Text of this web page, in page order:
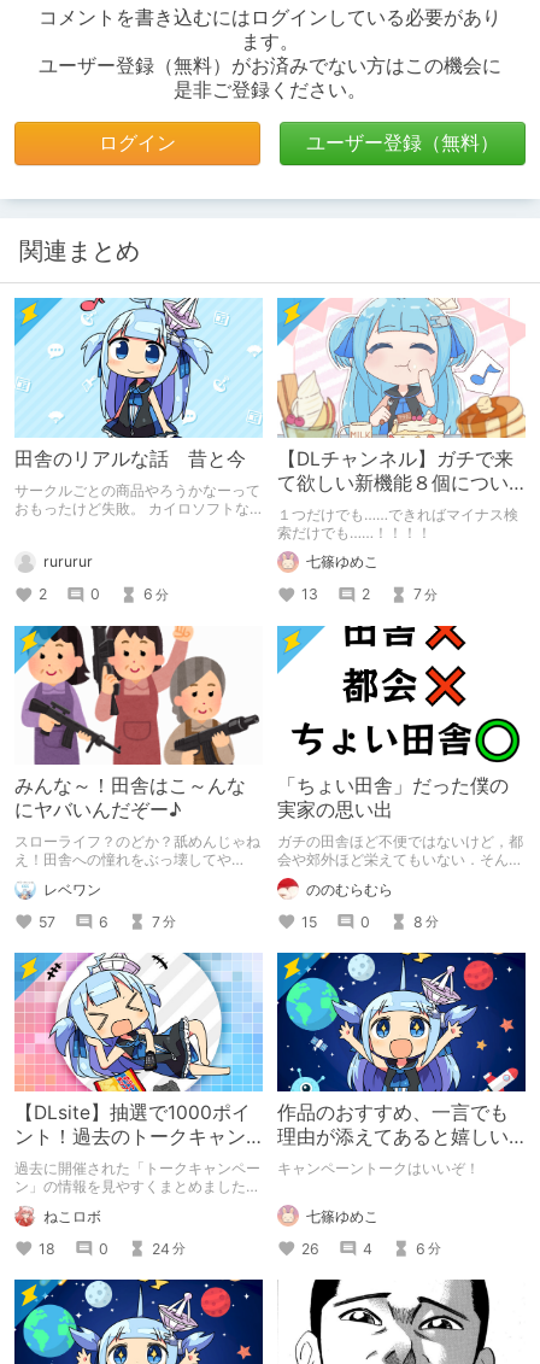
コメントを書き込むにはログインしている必要があり
ます。
ユーザー登録（無料）がお済みでない方はこの機会に
是非ご登録ください。
ログイン ユーザー登録（無料）
関連まとめ
田舎のリアルな話 昔と今
サークルごとの商品やろうかなーって
おもったけど失敗。 カイロソフトな
んとあほやなーって意気消沈。 ちょ
にあるけど千文字以下内から気合をか
話って詰まんないよね、本当に何もな
いところは何もない、住んでみないと
わからないよ。 ※起承転結を意識して
少し書き直しました。
rururur
2
0 6 分
【DLチャンネル】ガチで来
て欲しい新機能８個につい
て【９周年】
１つだけでも……できればマイナス検
索だけでも……！！！！
七篠ゆめこ
13
2 7分
みんな～！田舎はこ～んな
にヤバいんだぞー♪
スローライフ？のどか？舐めんじゃね
え！田舎への憧れをぶっ壊してや
る！！！
レベワン
57
6 7分
「ちょい田舎」だった僕の
実家の思い出
ガチの田舎ほど不便ではないけど，都
会や郊外ほど栄えてもいない．そんな
「ちょい田舎」に僕の実家はありまし
た． 昔の景色は失われてしまいまし
たが，今でもゆっくりとした時間を過
ごせる場所です．
ののむらむら
15
0 8 分
【DLsite】抽選で1000ポイ
ント！過去のトークキャン
ペーンまとめ【全133回】
過去に開催された「トークキャンペー
ン」の情報を見やすくまとめました。
テーマに合ったDLsiteのオススメ作品
を投稿すると抽選で1000ポイントが
もらえるかも？
ねこロボ
18
0 24 分
作品のおすすめ、一言でも
理由が添えてあると嬉しい
って話
キャンペーントークはいいぞ！
七篠ゆめこ
26
4 6 分